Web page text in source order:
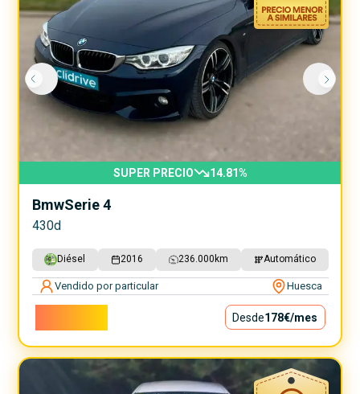
SUPER PRECIO 14.81%
BmwSerie 4
430d
Diésel 2016 236.000 km Automático
Vendido por particular Huesca
Desde178€/mes